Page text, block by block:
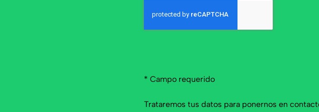
* Campo requerido
Trataremos tus datos para ponernos en